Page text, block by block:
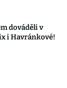
dováděli v
i Havránkové!